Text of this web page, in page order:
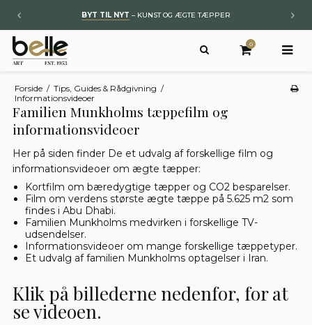
FRAGT PÅ KØB OVER 1500,-
0
Forside / Tips, Guides & Rådgivning /
Informationsvideoer
Familien Munkholms tæppefilm og
informationsvideoer
Her på siden finder De et udvalg af forskellige film og
informationsvideoer om ægte tæpper:
Kortfilm om bæredygtige tæpper og CO2 besparelser.
Film om verdens største ægte tæppe på 5.625 m2 som
findes i Abu Dhabi.
Familien Munkholms medvirken i forskellige TV-
udsendelser.
Informationsvideoer om mange forskellige tæppetyper.
Et udvalg af familien Munkholms optagelser i Iran.
Klik på billederne nedenfor, for at
se videoen.